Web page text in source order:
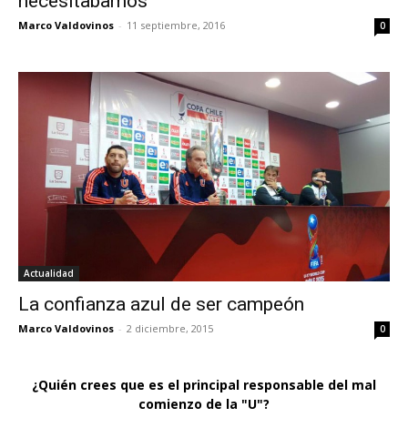
Marco Valdovinos - 11 septiembre, 2016 0
Actualidad
La confianza azul de ser campeón
Marco Valdovinos - 2 diciembre, 2015 0
¿Quién crees que es el principal responsable del mal
comienzo de la "U"?